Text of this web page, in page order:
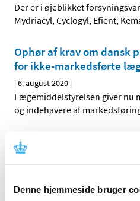
Denne hjemmeside bruger
Der er i øjeblikket
Mydriacyl, Cyclogyl, Efient,
Ophør af krav om dansk
for ikke-markedsførte
|6. august 2020 |
Lægemiddelstyrelsen giver nu
og indehavere af
Kiosk får tilbagekaldt
detailforhandling af
Lægemiddelstyrelsen har med